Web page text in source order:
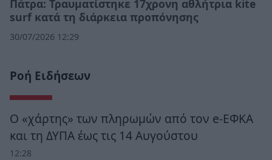
Πάτρα: Τραυματίστηκε 17χρονη αθλήτρια kite
surf κατά τη διάρκεια προπόνησης
30/07/2026 12:29
Ροή Ειδήσεων
Ο «χάρτης» των πληρωμών από τον e-ΕΦΚΑ
και τη ΔΥΠΑ έως τις 14 Αυγούστου
12:28